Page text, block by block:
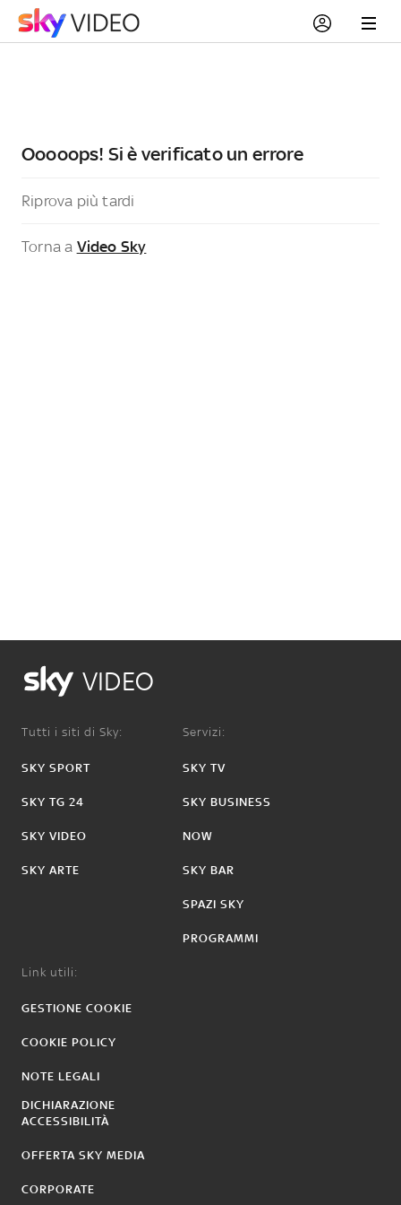
Ooooops! Si è verificato un errore
Riprova più tardi
Torna a Video Sky
VIDEO
Tutti i siti di Sky:
SKY SPORT
SKY TG 24
SKY VIDEO
SKY ARTE
Servizi:
SKY TV
SKY BUSINESS
NOW
SKY BAR
SPAZI SKY
PROGRAMMI
Link utili:
GESTIONE COOKIE
COOKIE POLICY
NOTE LEGALI
DICHIARAZIONE
ACCESSIBILITÀ
OFFERTA SKY MEDIA
CORPORATE